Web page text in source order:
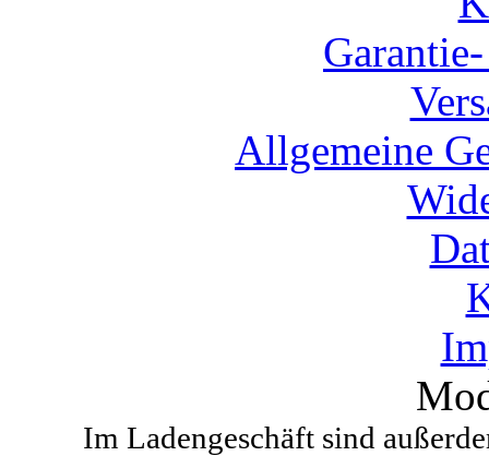
Allgemeine
Im Ladengeschäft sind